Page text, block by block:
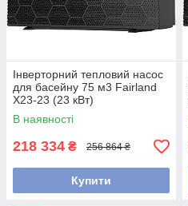
Інверторний тепловий насос
для басейну 75 м3 Fairland
X23-23 (23 кВт)
В наявності
218 334 ₴ 256 864 ₴
Купити